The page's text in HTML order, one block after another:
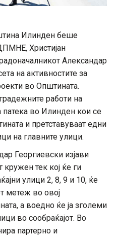
Илинден беше
Христијан
Александар
на активностите за
во Општината.
работи на
во Илинден кои се
и претставуваат едни
на главните улици.
Георгиевски изјави
кружен тек кој ќе ги
улици 2, 8, 9 и 10, ќе
метеж во овој
а воедно ќе ја зголеми
во сообраќајот. Во
партерно и